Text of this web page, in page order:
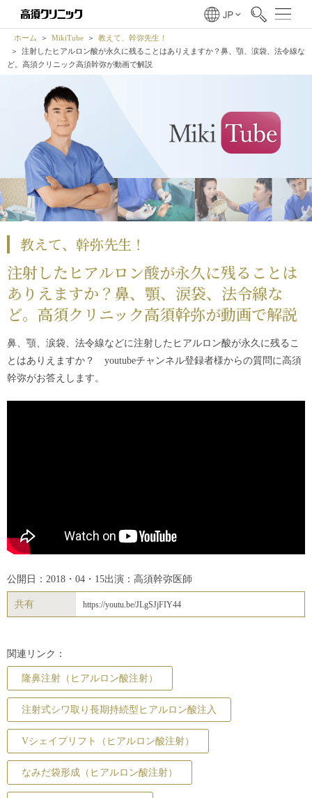
ホーム MikiTube
教えて、幹弥先生！
注射したヒアルロン酸が永久に残ることはありえますか？鼻、顎、涙袋、法令線な
ど。高須クリニック高須幹弥が動画で解説
教えて、幹弥先生！
注射したヒアルロン酸が永久に残ることは
ありえますか？鼻、顎、涙袋、法令線な
ど。高須クリニック高須幹弥が動画で解説
鼻、顎、涙袋、法令線などに注射したヒアルロン酸が永久に残るこ
とはありえますか？ youtubeチャンネル登録者様からの質問に高須
幹弥がお答えします。
公開日：2018・04・15出演：高須幹弥医師
共有 https://youtu.be/JLgSJjFIY44
関連リンク：
隆鼻注射（ヒアルロン酸注射）
注射式シワ取り長期持続型ヒアルロン酸注入
Vシェイプリフト（ヒアルロン酸注射）
なみだ袋形成（ヒアルロン酸注射）